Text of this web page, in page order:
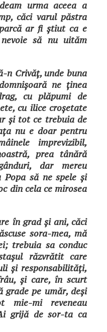
urma aceea a
căci varul păstra
ar fi știut ca e
să nu uităm
n Crivăț, unde buna
ne ținea
cu plăpumi de
cu ilice croșetate
și tot ce trebuia de
nu e doar pentru
imprevizibil,
prea tânără
dar mereu
Popa să ne spele și
din cela ce mirosea
în grad și ani, căci
sora-mea, mă
trebuia sa conduc
răzvrătit care
și responsabilități,
și care, în scurt
grade pe umăr, deși
mie-mi reveneau
grijă de sor-ta ca